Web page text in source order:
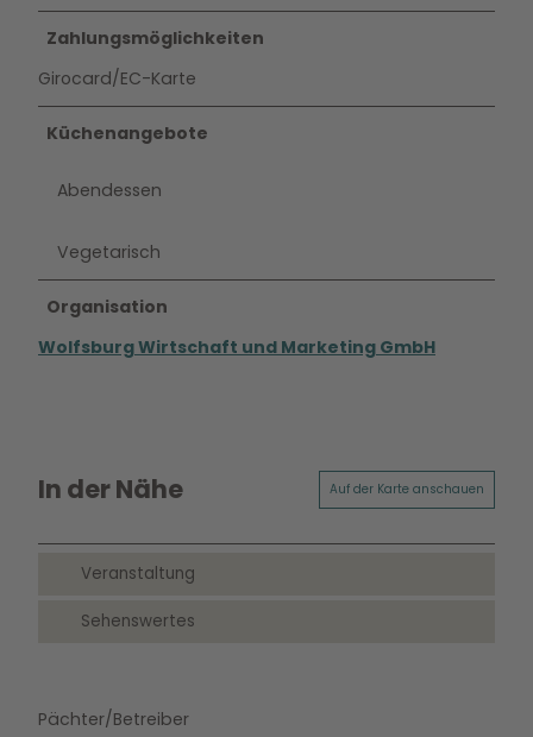
Zahlungsmöglichkeiten
Girocard/EC-Karte
Küchenangebote
Abendessen
Vegetarisch
Organisation
Wolfsburg Wirtschaft und Marketing GmbH
In der Nähe Auf der Karte anschauen
Veranstaltung
Sehenswertes
Pächter/Betreiber